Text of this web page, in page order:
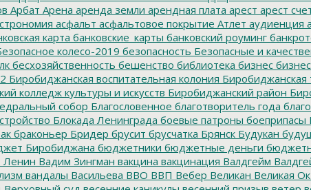
Арбат Арена аренда земли арендная плата арест арест
асфальт асфальтовое покрытие Атлет аудиенция
карта банковские_карты банковский роуминг
колесо-2019 безопасность Безопасные и
бесхозяйственность бешенство библиотека бизнес
Биробиджанская воспитательная колония Биробиджанская
колледж культуры и искусств Биробиджанский район
собор Благословенное благотворитель года
Блокада Ленинграда боевые патроны боеприпасы
браконьер Бридер брусит брусчатка Брянск Будукан
Биробиджана бюджетники бюджетные деньги
Ленин Вадим Зингман вакцина вакцинация Валдгейм
вандалы Васильева ВВО ВВП Вебер Великан Великая